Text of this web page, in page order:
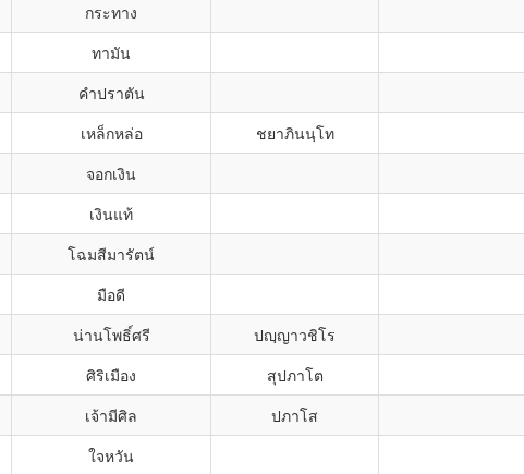
กระทาง
ทามัน
คำปราตัน
เหล็กหล่อ ชยาภินนฺโท
จอกเงิน
เงินแท้
โฉมสีมารัตน์
มือดี
น่านโพธิ์ศรี ปญฺญาวชิโร
ศิริเมือง สุปภาโต
เจ้ามีศิล ปภาโส
ใจหวัน